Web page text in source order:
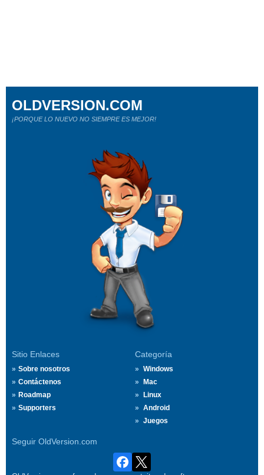
Sitio Enlaces
Sobre nosotros
Contáctenos
Roadmap
Supporters
Categoría
Windows
Mac
Linux
Android
Juegos
Seguir OldVersion.com
OLDVERSION.COM
¡PORQUE LO NUEVO NO SIEMPRE ES MEJOR!